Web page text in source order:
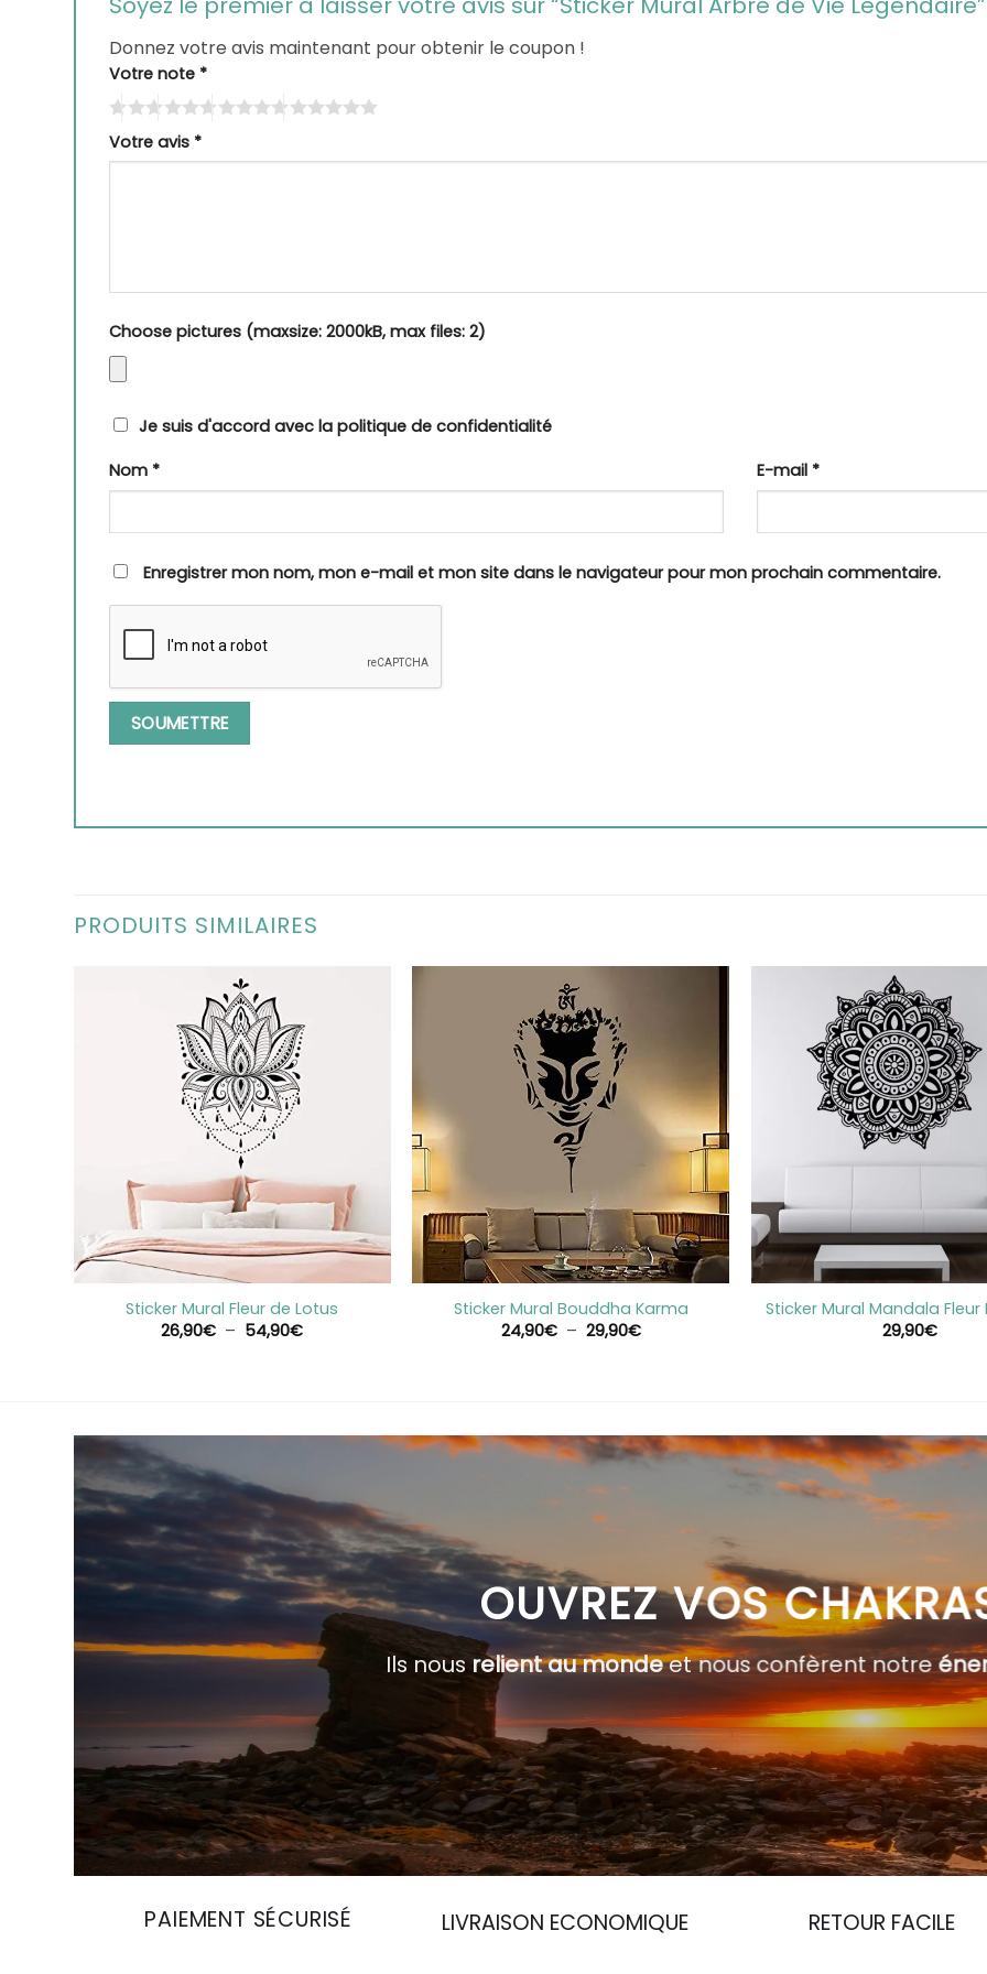
Donnez votre avis maintenant pour obtenir le coupon !
Votre note *
Votre avis *
Choose pictures (maxsize: 2000kB, max files: 2)
Je suis d'accord avec la politique de confidentialité
Nom * E-mail *
Enregistrer mon nom, mon e-mail et mon site dans le navigateur pour mon prochain commentaire.
PRODUITS SIMILAIRES
+
Sticker Mural Fleur de Lotus
26,90€ – 54,90€Plage
+
Sticker Mural Bouddha Karma
24,90€ – 29,90€Plage
+
Sticker Mural Mandala Fleur
29,90€
OUVREZ VOS
Ils nousrelient au mondeet nous confèrent notre
PAIEMENT SÉCURISÉ LIVRAISON ECONOMIQUE RETOUR FACILE